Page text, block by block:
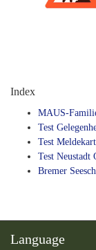
Index
MAUS-
Test
Test
Test Neustadt
Bremer
Language